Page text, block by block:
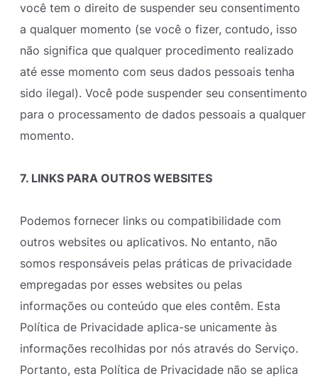
você tem o direito de suspender seu consentimento
a qualquer momento (se você o fizer, contudo, isso
não significa que qualquer procedimento realizado
até esse momento com seus dados pessoais tenha
sido ilegal). Você pode suspender seu consentimento
para o processamento de dados pessoais a qualquer
momento.
7. LINKS PARA OUTROS WEBSITES
Podemos fornecer links ou compatibilidade com
outros websites ou aplicativos. No entanto, não
somos responsáveis pelas práticas de privacidade
empregadas por esses websites ou pelas
informações ou conteúdo que eles contêm. Esta
Política de Privacidade aplica-se unicamente às
informações recolhidas por nós através do Serviço.
Portanto, esta Política de Privacidade não se aplica